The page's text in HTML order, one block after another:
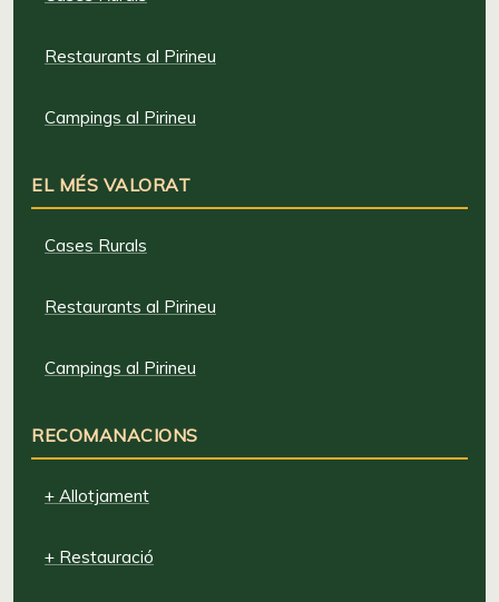
Restaurants al Pirineu
Campings al Pirineu
EL MÉS VALORAT
Cases Rurals
Restaurants al Pirineu
Campings al Pirineu
RECOMANACIONS
+ Allotjament
+ Restauració